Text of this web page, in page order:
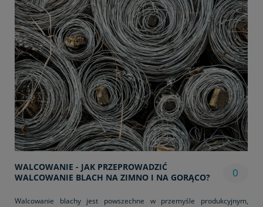
WALCOWANIE - JAK PRZEPROWADZIĆ
WALCOWANIE BLACH NA ZIMNO I NA GORĄCO?
0
Walcowanie blachy jest powszechne w przemyśle produkcyjnym,